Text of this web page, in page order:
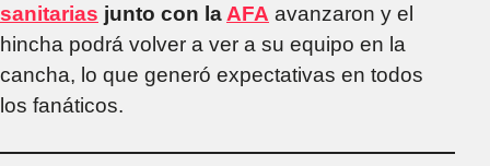
sanitarias junto con la AFA avanzaron y el
hincha podrá volver a ver a su equipo en la
cancha, lo que generó expectativas en todos
los fanáticos.